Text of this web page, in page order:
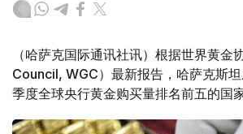
（哈萨克国际通讯社讯）根据世界黄
Council, WGC）最新报告，哈萨克斯
季度全球央行黄金购买量排名前五的国家